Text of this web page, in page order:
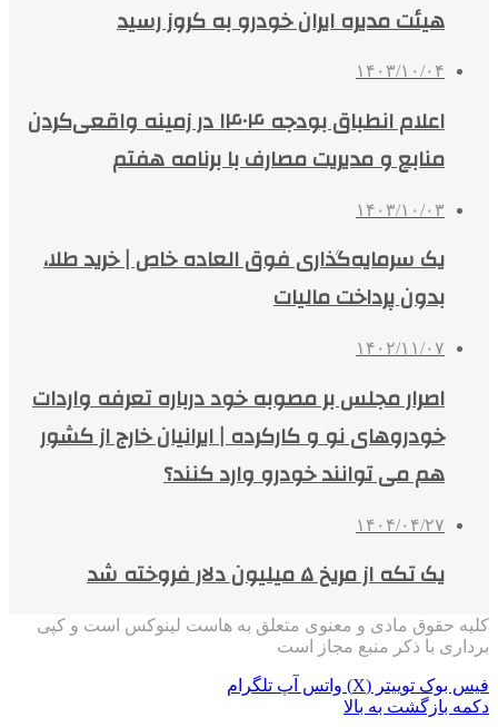
هیئت مدیره ایران خودرو به کروز رسید
۱۴۰۳/۱۰/۰۴
اعلام انطباق بودجه ۱۴۰۴ در زمینه واقعی‌کردن
منابع و مدیریت مصارف با برنامه هفتم
۱۴۰۳/۱۰/۰۳
یک سرمایه‌گذاری فوق‌ العاده خاص | خرید طلا،
بدون پرداخت مالیات
۱۴۰۲/۱۱/۰۷
اصرار مجلس بر مصوبه خود درباره تعرفه واردات
خودروهای نو و کارکرده | ایرانیان خارج از کشور
هم می توانند خودرو وارد کنند؟
۱۴۰۴/۰۴/۲۷
یک تکه از مریخ ۵ میلیون دلار فروخته شد
کلیه حقوق مادی و معنوی متعلق به هاست لینوکس است و کپی
برداری با ذکر منبع مجاز است
فیس بوک توییتر (X) واتس آپ تلگرام
دکمه بازگشت به بالا